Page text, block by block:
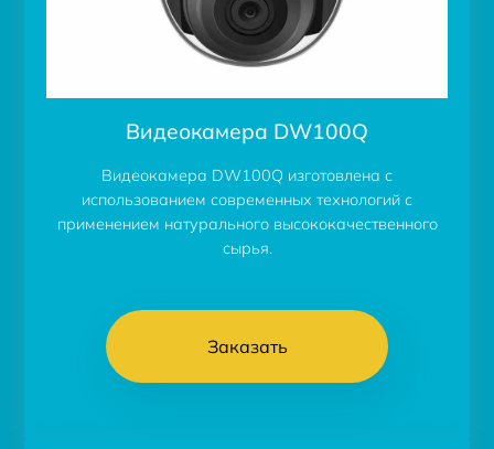
Видеокамера DW100Q
Видеокамера DW100Q изготовлена с
использованием современных технологий с
применением натурального высококачественного
сырья.
Заказать